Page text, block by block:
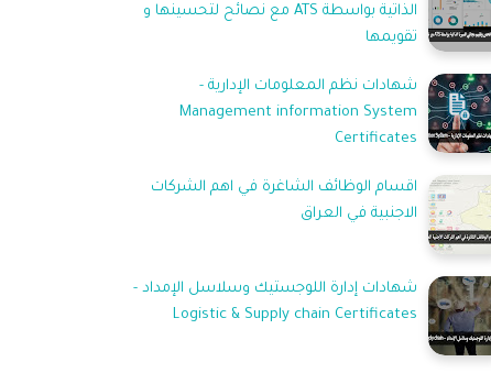
الذاتية بواسطة ATS مع نصائح لتحسينها و
تقويمها
شهادات نظم المعلومات الإدارية -
Management information System
Certificates
اقسام الوظائف الشاغرة في اهم الشركات
الاجنبية في العراق
شهادات إدارة اللوجستيك وسلاسل الإمداد -
Logistic & Supply chain Certificates